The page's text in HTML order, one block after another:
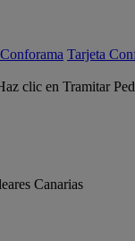
Tarjeta
clic en Tramitar
Canarias